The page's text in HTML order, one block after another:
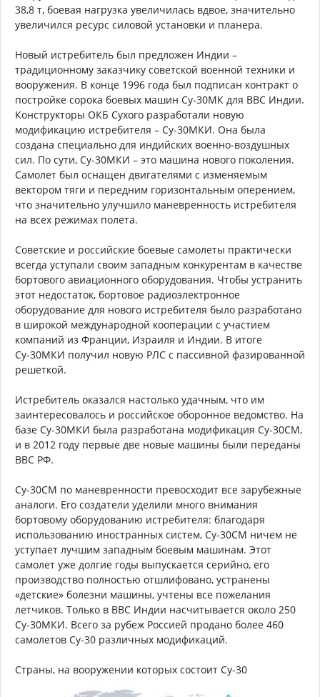
38,8 т, боевая нагрузка увеличилась вдвое, значительно
увеличился ресурс силовой установки и планера.
Новый истребитель был предложен Индии –
традиционному заказчику советской военной техники и
вооружения. В конце 1996 года был подписан контракт о
постройке сорока боевых машин Су-30МК для ВВС Индии.
Конструкторы ОКБ Сухого разработали новую
модификацию истребителя – Су-30МКИ. Она была
создана специально для индийских военно-воздушных
сил. По сути, Су-30МКИ – это машина нового поколения.
Самолет был оснащен двигателями с изменяемым
вектором тяги и передним горизонтальным оперением,
что значительно улучшило маневренность истребителя
на всех режимах полета.
Советские и российские боевые самолеты практически
всегда уступали своим западным конкурентам в качестве
бортового авиационного оборудования. Чтобы устранить
этот недостаток, бортовое радиоэлектронное
оборудование для нового истребителя было разработано
в широкой международной кооперации с участием
компаний из Франции, Израиля и Индии. В итоге
Су-30МКИ получил новую РЛС с пассивной фазированной
решеткой.
Истребитель оказался настолько удачным, что им
заинтересовалось и российское оборонное ведомство. На
базе Су-30МКИ была разработана модификация Су-30СМ,
и в 2012 году первые две новые машины были переданы
ВВС РФ.
Су-30СМ по маневренности превосходит все зарубежные
аналоги. Его создатели уделили много внимания
бортовому оборудованию истребителя: благодаря
использованию иностранных систем, Су-30СМ ничем не
уступает лучшим западным боевым машинам. Этот
самолет уже долгие годы выпускается серийно, его
производство полностью отшлифовано, устранены
«детские» болезни машины, учтены все пожелания
летчиков. Только в ВВС Индии насчитывается около 250
Су-30МКИ. Всего за рубеж Россией продано более 460
самолетов Су-30 различных модификаций.
Страны, на вооружении которых состоит Су-30